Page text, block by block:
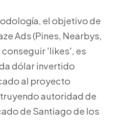
el objetivo de
Ads (Pines, Nearbys,
conseguir 'likes', es
dólar invertido
al proyecto
autoridad de
de Santiago de los